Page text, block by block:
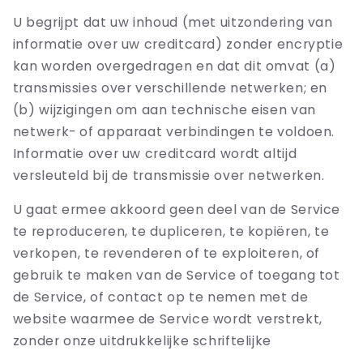
U begrijpt dat uw inhoud (met uitzondering van
informatie over uw creditcard) zonder encryptie
kan worden overgedragen en dat dit omvat (a)
transmissies over verschillende netwerken; en
(b) wijzigingen om aan technische eisen van
netwerk- of apparaat verbindingen te voldoen.
Informatie over uw creditcard wordt altijd
versleuteld bij de transmissie over netwerken.
U gaat ermee akkoord geen deel van de Service
te reproduceren, te dupliceren, te kopiëren, te
verkopen, te revenderen of te exploiteren, of
gebruik te maken van de Service of toegang tot
de Service, of contact op te nemen met de
website waarmee de Service wordt verstrekt,
zonder onze uitdrukkelijke schriftelijke